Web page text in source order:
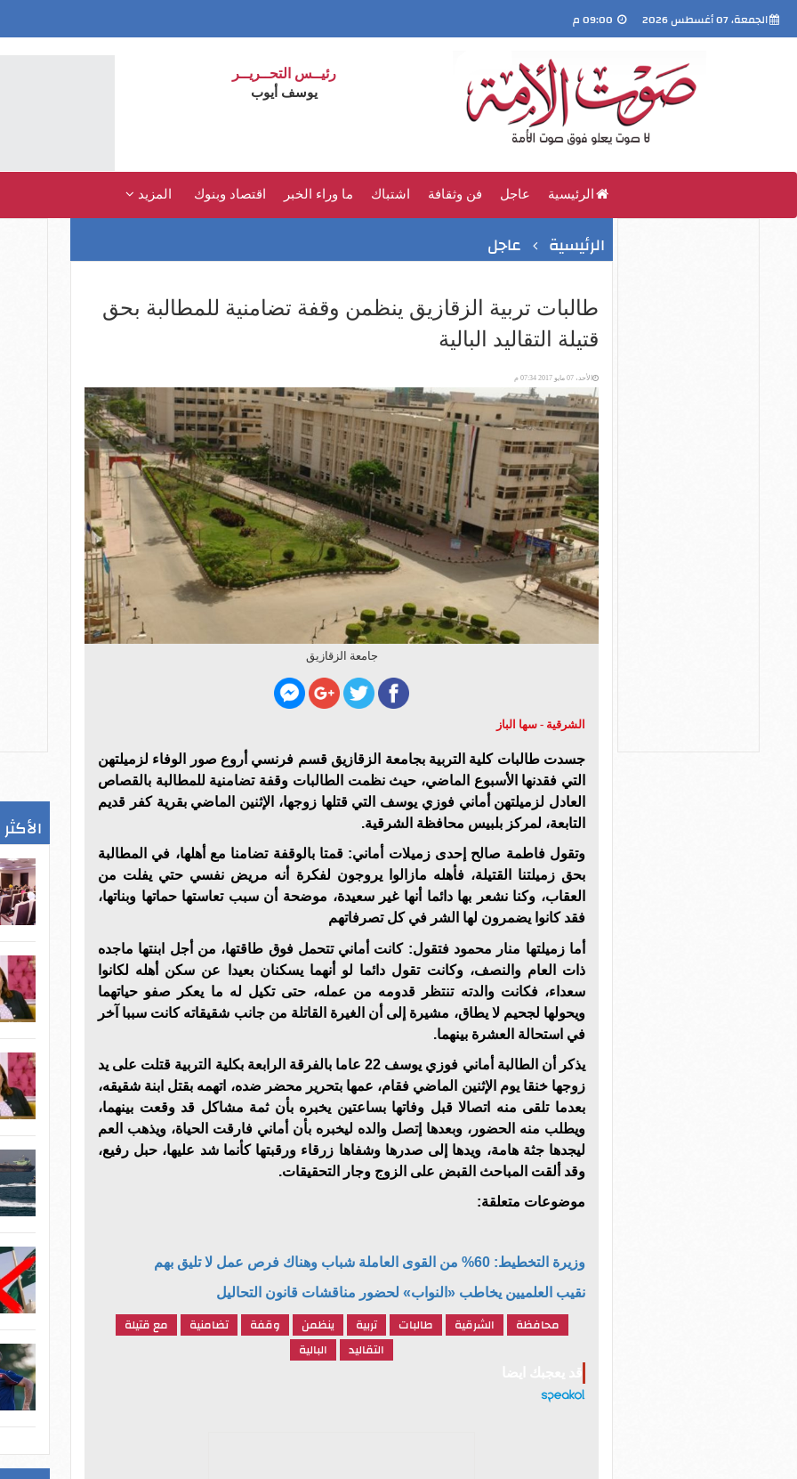
الجمعة، 07 أغسطس 2026
رئيــس التحــريــر
يوسف أيوب
الرئيسية عاجل فن وثقافة اشتباك ما وراء الخبر اقتصاد وبنوك المزيد
الرئيسية عاجل
طالبات تربية الزقازيق ينظمن وقفة تضامنية للمطالبة بحق
قتيلة التقاليد البالية
الأحد، 07 مايو 2017 07:34 م
جامعة الزقازيق
الشرقية - سها الباز
جسدت طالبات كلية التربية بجامعة الزقازيق قسم فرنسي أروع صور الوفاء لزميلتهن
التي فقدنها اﻷسبوع الماضي، حيث نظمت الطالبات وقفة تضامنية للمطالبة بالقصاص
العادل لزميلتهن أماني فوزي يوسف التي قتلها زوجها، اﻹثنين الماضي بقرية كفر قديم
التابعة، لمركز بلبيس محافظة الشرقية.
وتقول فاطمة صالح إحدى زميلات أماني: قمتا بالوقفة تضامنا مع أهلها، في المطالبة
بحق زميلتنا القتيلة، فأهله مازالوا يروجون لفكرة أنه مريض نفسي حتي يفلت من
العقاب، وكنا نشعر بها دائما أنها غير سعيدة، موضحة أن سبب تعاستها حماتها وبناتها،
فقد كانوا يضمرون لها الشر في كل تصرفاتهم
أما زميلتها منار محمود فتقول: كانت أماني تتحمل فوق طاقتها، من أجل ابنتها ماجده
ذات العام والنصف، وكانت تقول دائما لو أنهما يسكنان بعيدا عن سكن أهله لكانوا
سعداء، فكانت والدته تنتظر قدومه من عمله، حتى تكيل له ما يعكر صفو حياتهما
ويحولها لجحيم ﻻ يطاق، مشيرة إلى أن الغيرة القاتلة من جانب شقيقاته كانت سببا آخر
في استحالة العشرة بينهما.
يذكر أن الطالبة أماني فوزي يوسف 22 عاما بالفرقة الرابعة بكلية التربية قتلت على يد
زوجها خنقا يوم اﻹثنين الماضي فقام، عمها بتحرير محضر ضده، اتهمه بقتل ابنة شقيقه،
بعدما تلقى منه اتصالا قبل وفاتها بساعتين يخبره بأن ثمة مشاكل قد وقعت بينهما،
ويطلب منه الحضور، وبعدها إتصل والده ليخبره بأن أماني فارقت الحياة، ويذهب العم
ليجدها جثة هامة، ويدها إلى صدرها وشفاها زرقاء ورقبتها كأنما شد عليها، حبل رفيع،
وقد ألقت المباحث القبض على الزوج وجار التحقيقات.
موضوعات متعلقة:
وزيرة التخطيط: 60% من القوى العاملة شباب وهناك فرص عمل لا تليق بهم
نقيب العلميين يخاطب «النواب» لحضور مناقشات قانون التحاليل
محافظة الشرقية طالبات تربية ينظمن وقفة تضامنية
مع قتيلة
التقاليد
البالية